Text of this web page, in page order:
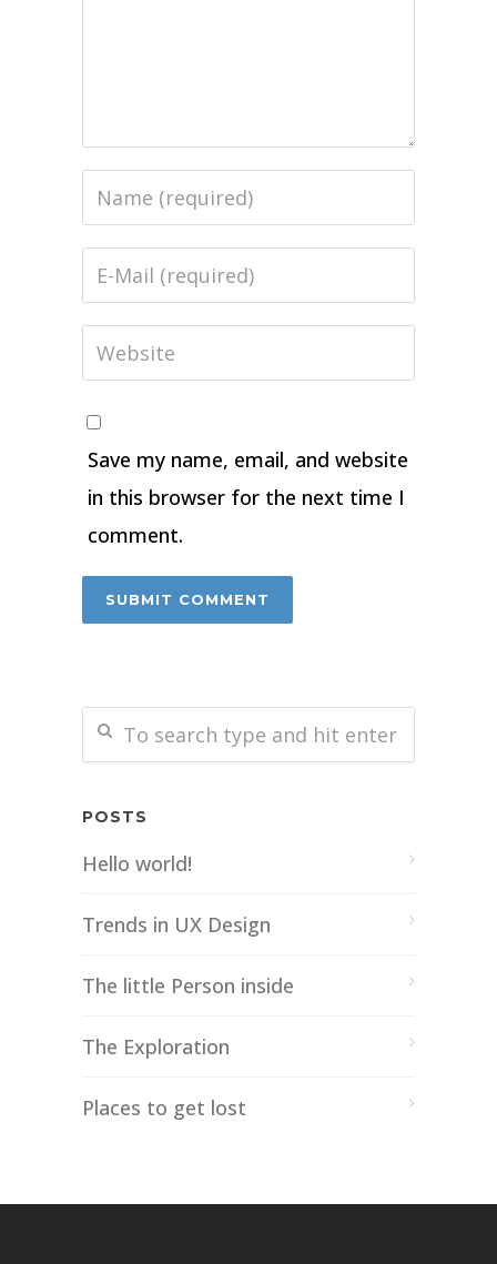
Save my name, email, and website
in this browser for the next time I
comment.
POSTS
Hello world!
Trends in UX Design
The little Person inside
The Exploration
Places to get lost